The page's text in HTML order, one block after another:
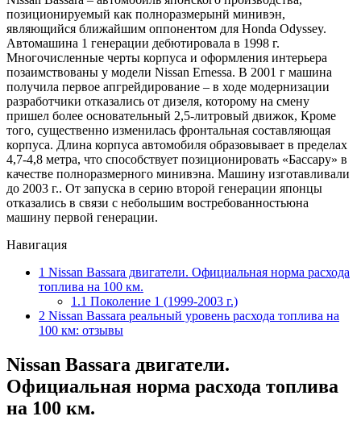
позиционируемый как полноразмерынй минивэн,
являющийся ближайшим оппонентом для Honda Odyssey.
Автомашина 1 генерации дебютировала в 1998 г.
Многочисленные черты корпуса и оформления интерьера
позаимствованы у модели Nissan Ernessa. В 2001 г машина
получила первое апгрейдирование – в ходе модернизации
разработчики отказались от дизеля, которому на смену
пришел более основательный 2,5-литровый движок, Кроме
того, существенно изменилась фронтальная составляющая
корпуса. Длина корпуса автомобиля образовывает в пределах
4,7-4,8 метра, что способствует позиционировать «Бассару» в
качестве полноразмерного минивэна. Машину изготавливали
до 2003 г.. От запуска в серию второй генерации японцы
отказались в связи с небольшим востребованностьюна
машину первой генерации.
Навигация
1 Nissan Bassara двигатели. Официальная норма расхода
топлива на 100 км.
1.1 Поколение 1 (1999-2003 г.)
2 Nissan Bassara реальный уровень расхода топлива на
100 км: отзывы
Nissan Bassara двигатели.
Официальная норма расхода топлива
на 100 км.